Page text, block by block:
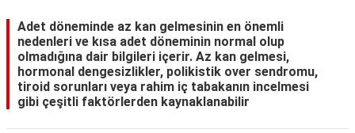
Adet döneminde az kan gelmesinin en önemli
nedenleri ve kısa adet döneminin normal olup
olmadığına dair bilgileri içerir. Az kan gelmesi,
hormonal dengesizlikler, polikistik over sendromu,
tiroid sorunları veya rahim iç tabakanın incelmesi
gibi çeşitli faktörlerden kaynaklanabilir